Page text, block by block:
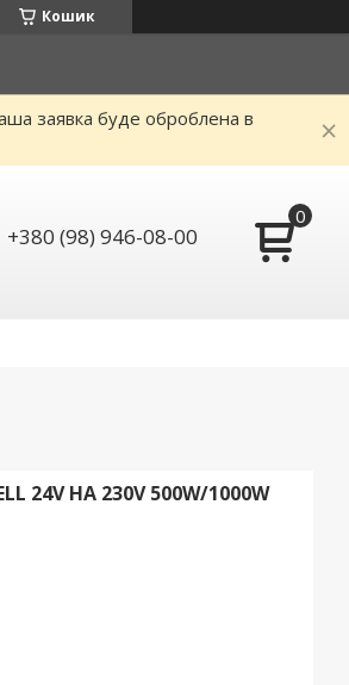
Кошик
заявка буде оброблена в
+380 (98) 946-08-00
24V НА 230V 500W/1000W